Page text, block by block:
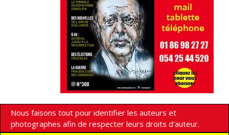
Nous faisons tout pour identifier les auteurs et
photographes afin de respecter leurs droits d'auteur.